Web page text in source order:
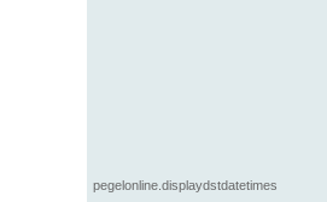
pegelonline.displaydstdatetimes